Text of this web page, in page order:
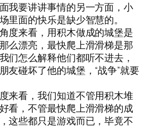
我要讲讲事情的另一方面，小
里面的快乐是缺少智慧的。
度来看，用积木做成的城堡是
么漂亮，最快爬上滑滑梯是那
们怎么解释他们都听不进去，
友碰坏了他的城堡，“战争”就要
来看，我们知道不管用积木堆
看，不管最快爬上滑滑梯的成
这些都只是游戏而已，毕竟不